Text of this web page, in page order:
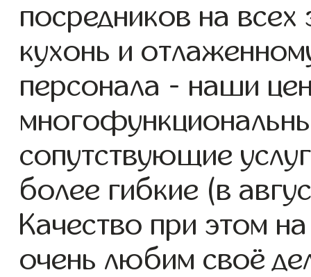
посредников на всех
кухонь и
персонала - наши
сопутствующие
более гибкие (в
Качество при этом
очень любим своё